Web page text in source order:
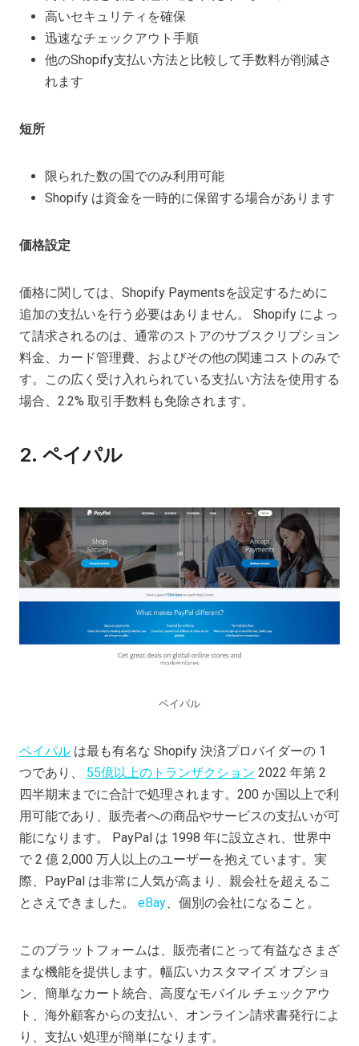
高いセキュリティを確保
迅速なチェックアウト手順
他のShopify支払い方法と比較して手数料が削減さ
れます
短所
限られた数の国でのみ利用可能
Shopify は資金を一時的に保留する場合があります
価格設定
価格に関しては、Shopify Paymentsを設定するために
追加の支払いを行う必要はありません。 Shopify によっ
て請求されるのは、通常のストアのサブスクリプション
料金、カード管理費、およびその他の関連コストのみで
す。この広く受け入れられている支払い方法を使用する
場合、2.2% 取引手数料も免除されます。
2. ペイパル
ペイパル
ペイパル は最も有名な Shopify 決済プロバイダーの 1
つであり、 55億以上のトランザクション 2022 年第 2
四半期末までに合計で処理されます。200 か国以上で利
用可能であり、販売者への商品やサービスの支払いが可
能になります。 PayPal は 1998 年に設立され、世界中
で 2 億 2,000 万人以上のユーザーを抱えています。実
際、PayPal は非常に人気が高まり、親会社を超えるこ
とさえできました。 eBay、個別の会社になること。
このプラットフォームは、販売者にとって有益なさまざ
まな機能を提供します。幅広いカスタマイズ オプショ
ン、簡単なカート統合、高度なモバイル チェックアウ
ト、海外顧客からの支払い、オンライン請求書発行によ
り、支払い処理が簡単になります。